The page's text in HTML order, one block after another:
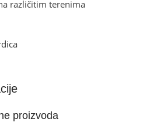
različitim terenima
proizvoda